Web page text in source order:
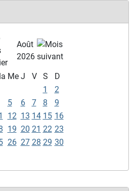
Août
2026
Me J V S
D
1
2
5 6 7 8
9
12 13 14 15 16
19 20 21 22 23
26 27 28 29 30